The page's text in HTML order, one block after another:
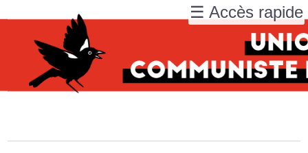
☰ Accès rapide